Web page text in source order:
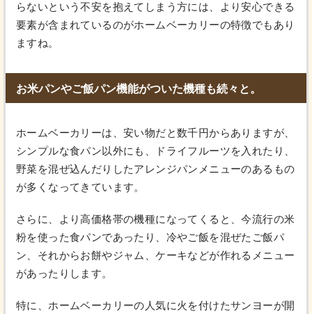
らないという不安を抱えてしまう方には、より安心できる
要素が含まれているのがホームベーカリーの特徴でもあり
ますね。
お米パンやご飯パン機能がついた機種も続々と。
ホームベーカリーは、安い物だと数千円からありますが、
シンプルな食パン以外にも、ドライフルーツを入れたり、
野菜を混ぜ込んだりしたアレンジパンメニューのあるもの
が多くなってきています。
さらに、より高価格帯の機種になってくると、今流行の米
粉を使った食パンであったり、冷やご飯を混ぜたご飯パ
ン、それからお餅やジャム、ケーキなどが作れるメニュー
があったりします。
特に、ホームベーカリーの人気に火を付けたサンヨーが開